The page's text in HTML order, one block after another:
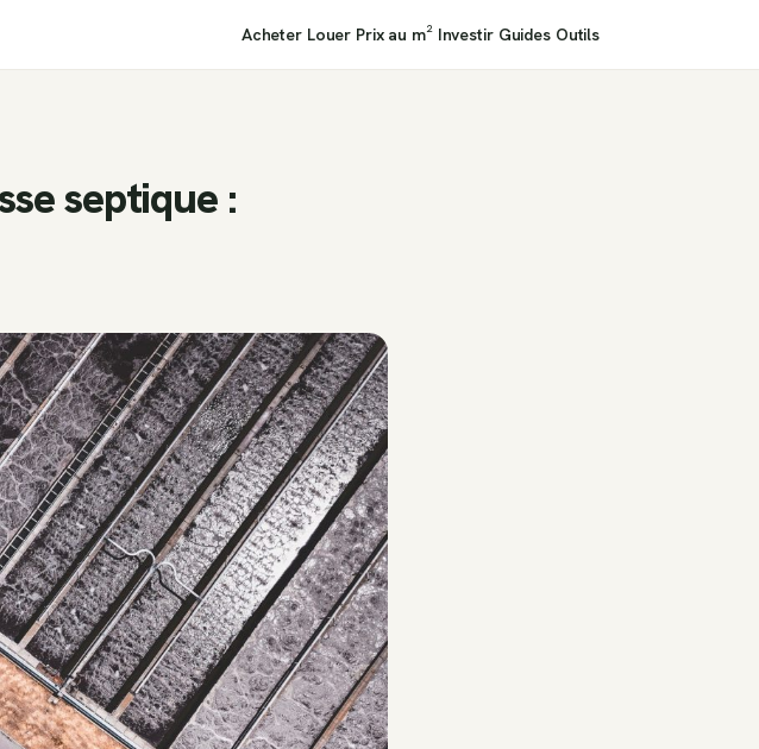
Acheter Louer Prix au m² Investir Guides Outils
septique :